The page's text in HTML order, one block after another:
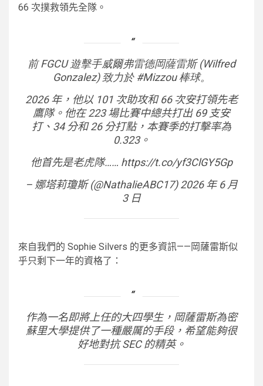
66 次撲救領先全隊。
前 FGCU 遊擊手威爾弗雷德岡薩雷斯 (Wilfred
Gonzalez) 致力於 #Mizzou 棒球。
2026 年，他以 101 次助攻和 66 次安打領先老
鷹隊。他在 223 場比賽中總共打出 69 支安
打、34 分和 26 分打點，本賽季的打擊率為
0.323。
他首先是老虎隊…… https://t.co/yf3ClGY5Gp
– 娜塔莉瓊斯 (@NathalieABC17) 2026 年 6 月
3 日
來自我們的 Sophie Silvers 的更多資訊——岡薩雷斯似
乎只剩下一年的資格了：
作為一名即將上任的大四學生，岡薩雷斯為密
蘇里大學提供了一種嚴厲的手段，希望能夠很
好地對抗 SEC 的精英。